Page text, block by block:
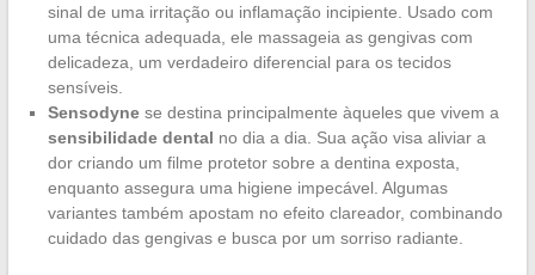
sinal de uma irritação ou inflamação incipiente. Usado com
uma técnica adequada, ele massageia as gengivas com
delicadeza, um verdadeiro diferencial para os tecidos
sensíveis.
Sensodynese destina principalmente àqueles que vivem a
sensibilidade dental no dia a dia. Sua ação visa aliviar a
dor criando um filme protetor sobre a dentina exposta,
enquanto assegura uma higiene impecável. Algumas
variantes também apostam no efeito clareador, combinando
cuidado das gengivas e busca por um sorriso radiante.